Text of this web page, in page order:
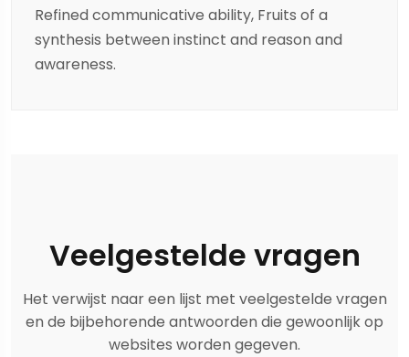
Refined communicative ability, Fruits of a
synthesis between instinct and reason and
awareness.
Veelgestelde vragen
Het verwijst naar een lijst met veelgestelde vragen
en de bijbehorende antwoorden die gewoonlijk op
websites worden gegeven.